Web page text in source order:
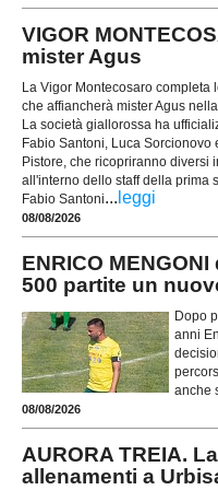
VIGOR
mister Agus
La Vigor Montecosaro completa
che affiancherà mister Agus
La società giallorossa ha
Fabio Santoni, Luca Sorcionovo
Pistore, che ricopriranno diversi
all'interno dello staff della prima
Fabio Santoni... leggi
08/08/2026
ENRICO
500 partite un
Dopo
anni
anche
08/08/2026
AURORA TREIA.
allenamenti a